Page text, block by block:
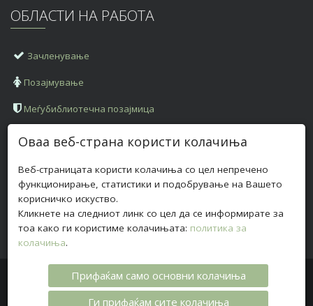
ОБЛАСТИ НА РАБОТА
Зачленување
Позајмување
Меѓубиблиотечна позајмица
КОНТАКТ ИНФОРМАЦИИ
Адреса:ул. „Илинденска" бб, 2420 Радовиш
Телефон:+ 389 (0)32 630 028
Е-пошта:biblioteka@bibliotekaradovis.org.mk
Авторски права © 2017 ОНБ „Браќа Миладиновци“ -
Радовиш
Оваа веб-страна користи колачиња
Веб-страницата користи колачиња со цел непречено
функционирање, статистики и подобрување на Вашето
корисничко искуство.
Кликнете на следниот линк со цел да се информирате за
тоа како ги користиме колачињата: политика за
колачиња.
Прифаќам само основни колачиња
Ги прифаќам сите колачиња